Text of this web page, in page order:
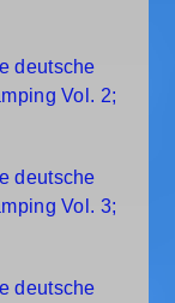
deutsche
Vol. 2;
deutsche
Vol. 3;
deutsche